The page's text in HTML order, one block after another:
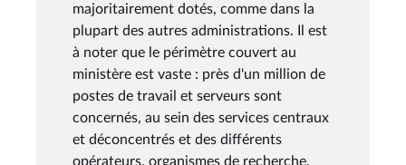
majoritairement dotés, comme dans la
plupart des autres administrations. Il est
à noter que le périmètre couvert au
ministère est vaste : près d'un million de
postes de travail et serveurs sont
concernés, au sein des services centraux
et déconcentrés et des différents
opérateurs, organismes de recherche,